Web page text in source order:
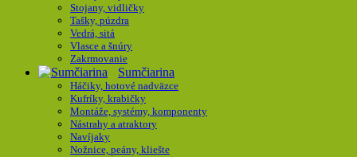
Stojany, vidličky
Tašky, púzdra
Vedrá, sitá
Vlasce a šnúry
Zakrmovanie
Sumčiarina
Háčiky, hotové nadväzce
Kufríky, krabičky
Montáže, systémy, komponenty
Nástrahy a atraktory
Navíjaky
Nožnice, peány, kliešte